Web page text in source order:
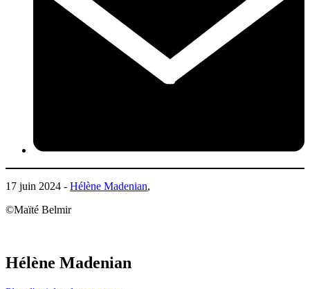
17 juin 2024 - Hélène Madenian,
©Maïté Belmir
Hélène Madenian